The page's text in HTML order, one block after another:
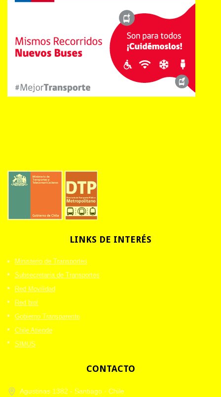
LINKS DE INTERÉS
Ministerio de Transportes
Subsecretaría de Transportes
Red Movilidad
Red bip!
Gobierno Transparente
Chile Atiende
SIMUS
CONTACTO
Agustinas 1382 - Santiago - Chile